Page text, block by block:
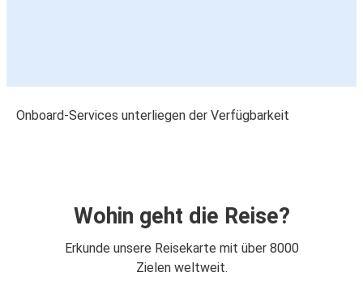
Onboard-Services unterliegen der Verfügbarkeit
Wohin geht die Reise?
Erkunde unsere Reisekarte mit über 8000
Zielen weltweit.